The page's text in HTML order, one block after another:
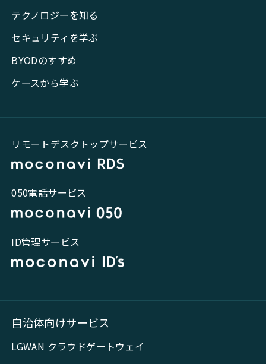
テクノロジーを知る
セキュリティを学ぶ
BYODのすすめ
ケースから学ぶ
リモートデスクトップサービス
050電話サービス
ID管理サービス
自治体向けサービス
LGWAN クラウドゲートウェイ